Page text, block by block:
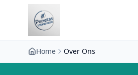
Home Over Ons